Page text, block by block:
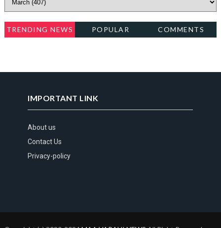
TRENDING NEWS POPULAR COMMENTS
IMPORTANT LINK
About us
Contact Us
Privacy-policy